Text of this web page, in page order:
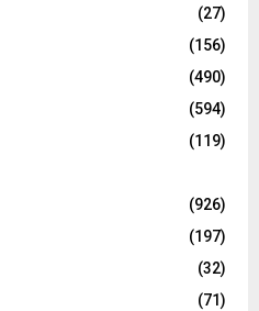
(27)
(156)
(490)
(594)
(119)
(926)
(197)
(32)
(71)